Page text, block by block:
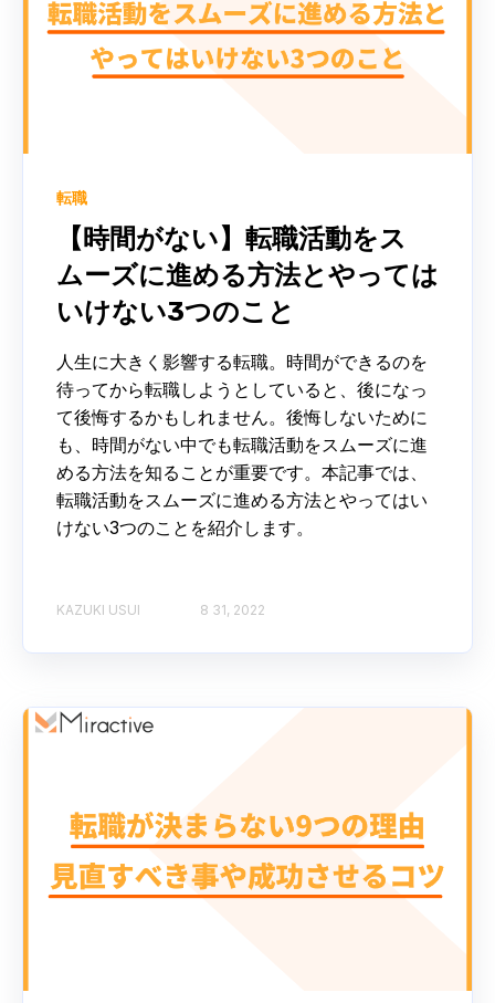
転職
【時間がない】転職活動をス
ムーズに進める方法とやっては
いけない3つのこと
人生に大きく影響する転職。時間ができるのを
待ってから転職しようとしていると、後になっ
て後悔するかもしれません。後悔しないために
も、時間がない中でも転職活動をスムーズに進
める方法を知ることが重要です。本記事では、
転職活動をスムーズに進める方法とやってはい
けない3つのことを紹介します。
KAZUKI USUI 8 31, 2022